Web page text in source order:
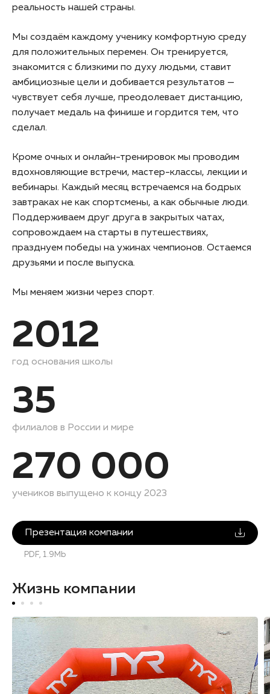
реальность нашей страны.
Мы создаём каждому ученику комфортную среду
для положительных перемен. Он тренируется,
знакомится с близкими по духу людьми, ставит
амбициозные цели и добивается результатов —
чувствует себя лучше, преодолевает дистанцию,
получает медаль на финише и гордится тем, что
сделал.
Кроме очных и онлайн-тренировок мы проводим
вдохновляющие встречи, мастер-классы, лекции и
вебинары. Каждый месяц встречаемся на бодрых
завтраках не как спортсмены, а как обычные люди.
Поддерживаем друг друга в закрытых чатах,
сопровождаем на старты в путешествиях,
празднуем победы на ужинах чемпионов. Остаемся
друзьями и после выпуска.
Мы меняем жизни через спорт.
2012
год основания школы
35
филиалов в России и мире
270 000
учеников выпущено к концу 2023
Презентация компании
PDF, 1.9Mb
Жизнь компании